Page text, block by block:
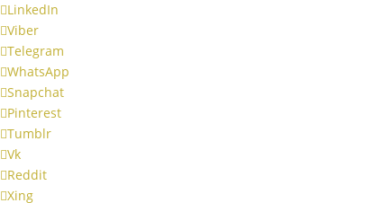
LinkedIn
Viber
Telegram
WhatsApp
Snapchat
Pinterest
Tumblr
Vk
Reddit
Xing